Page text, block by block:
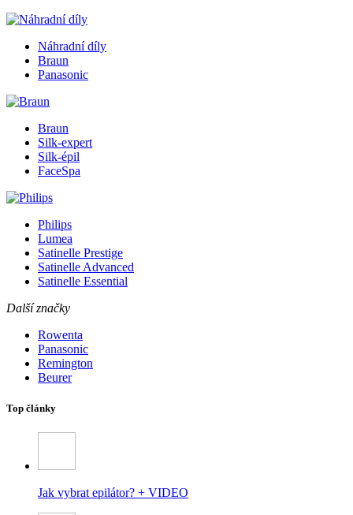
Náhradní díly
Braun
Panasonic
Braun
Silk-expert
Silk-épil
FaceSpa
Philips
Lumea
Satinelle Prestige
Satinelle Advanced
Satinelle Essential
Další značky
Rowenta
Panasonic
Remington
Beurer
Top články
Jak vybrat epilátor? + VIDEO